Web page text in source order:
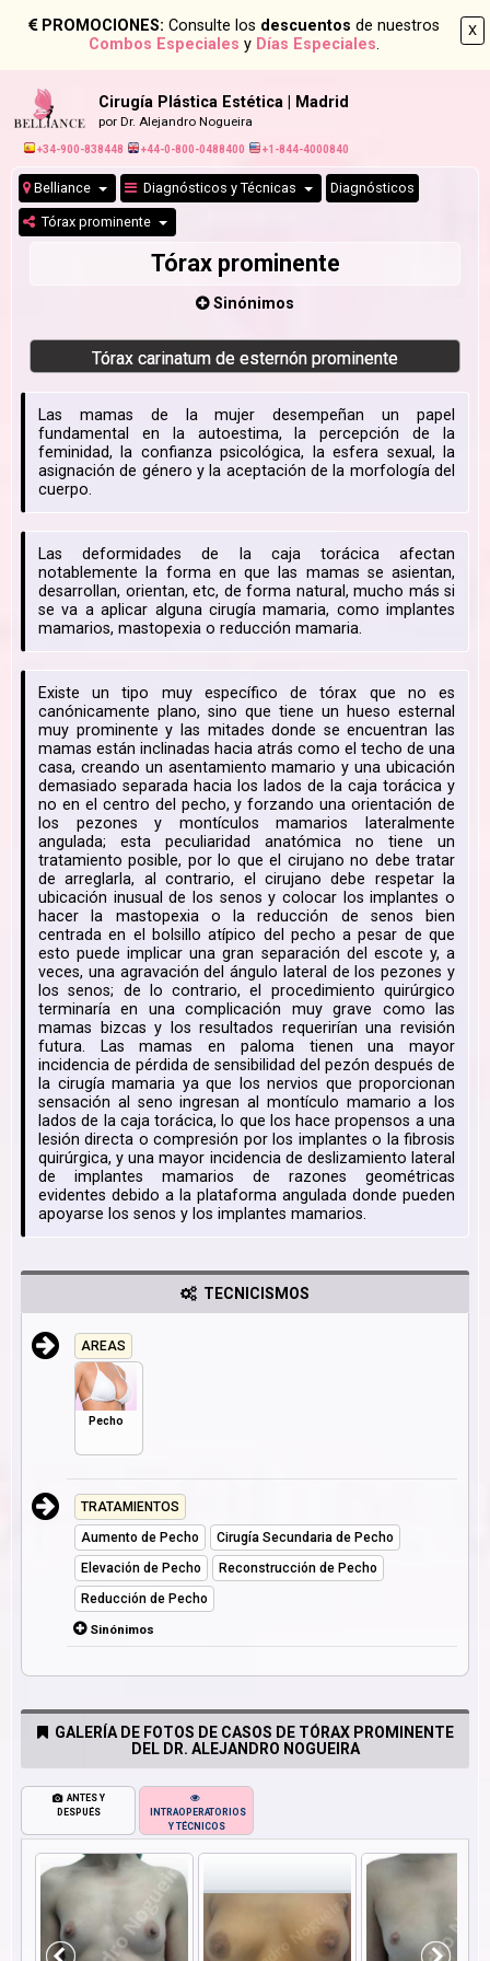
X
PROMOCIONES: Consulte los descuentos de nuestros
Combos Especiales y Días Especiales.
Cirugía Plástica Estética | Madrid
por Dr. Alejandro Nogueira
+34-900-838448 +44-0-800-0488400 +1-844-4000840
Belliance Diagnósticos y Técnicas Diagnósticos
Tórax prominente
Tórax prominente
Sinónimos
Tórax carinatum de esternón prominente
Las mamas de la mujer desempeñan un papel
fundamental en la autoestima, la percepción de la
feminidad, la confianza psicológica, la esfera sexual, la
asignación de género y la aceptación de la morfología del
cuerpo.
Las deformidades de la caja torácica afectan
notablemente la forma en que las mamas se asientan,
desarrollan, orientan, etc, de forma natural, mucho más si
se va a aplicar alguna cirugía mamaria, como implantes
mamarios, mastopexia o reducción mamaria.
Existe un tipo muy específico de tórax que no es
canónicamente plano, sino que tiene un hueso esternal
muy prominente y las mitades donde se encuentran las
mamas están inclinadas hacia atrás como el techo de una
casa, creando un asentamiento mamario y una ubicación
demasiado separada hacia los lados de la caja torácica y
no en el centro del pecho, y forzando una orientación de
los pezones y montículos mamarios lateralmente
angulada; esta peculiaridad anatómica no tiene un
tratamiento posible, por lo que el cirujano no debe tratar
de arreglarla, al contrario, el cirujano debe respetar la
ubicación inusual de los senos y colocar los implantes o
hacer la mastopexia o la reducción de senos bien
centrada en el bolsillo atípico del pecho a pesar de que
esto puede implicar una gran separación del escote y, a
veces, una agravación del ángulo lateral de los pezones y
los senos; de lo contrario, el procedimiento quirúrgico
terminaría en una complicación muy grave como las
mamas bizcas y los resultados requerirían una revisión
futura. Las mamas en paloma tienen una mayor
incidencia de pérdida de sensibilidad del pezón después de
la cirugía mamaria ya que los nervios que proporcionan
sensación al seno ingresan al montículo mamario a los
lados de la caja torácica, lo que los hace propensos a una
lesión directa o compresión por los implantes o la fibrosis
quirúrgica, y una mayor incidencia de deslizamiento lateral
de implantes mamarios de razones geométricas
evidentes debido a la plataforma angulada donde pueden
apoyarse los senos y los implantes mamarios.
TECNICISMOS
AREAS
Pecho
TRATAMIENTOS
Aumento de Pecho
Cirugía Secundaria de Pecho
Elevación de Pecho
Reconstrucción de Pecho
Reducción de Pecho
Sinónimos
GALERÍA DE FOTOS DE CASOS DE TÓRAX PROMINENTE
DEL DR. ALEJANDRO NOGUEIRA
ANTES Y
DESPUÉS
INTRAOPERATORIOS
Y TÉCNICOS